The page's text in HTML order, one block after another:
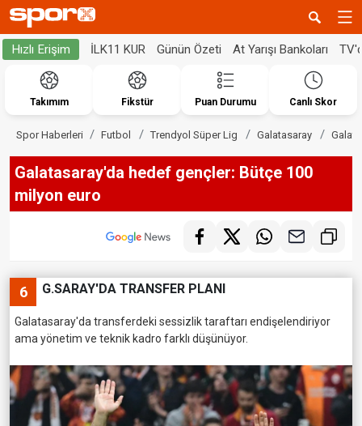
Hızlı Erişim İLK11 KUR Günün Özeti At Yarışı Bankoları
Takımım Fikstür Puan Durumu Canlı Skor
Spor Haberleri Futbol Trendyol Süper Lig Galatasaray
Galatasaray'da hedef gençler: Bütçe 100
milyon euro
6 G.SARAY'DA TRANSFER PLANI
Galatasaray'da transferdeki sessizlik taraftarı endişelendiriyor
ama yönetim ve teknik kadro farklı düşünüyor.